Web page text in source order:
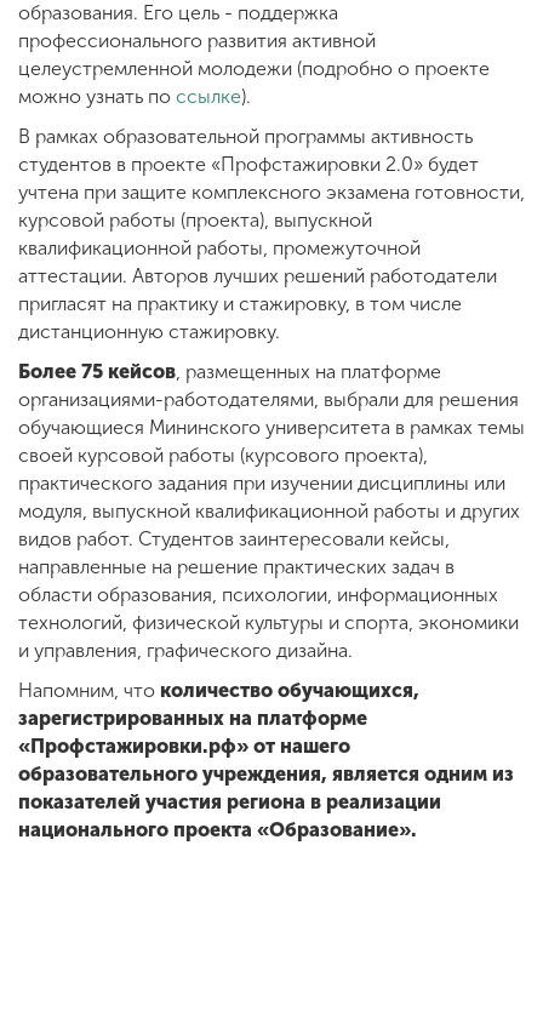
Приемная
комиссия
+7 (831) 262-26-20
образования. Его цель - поддержка
профессионального развития активной
целеустремленной молодежи (подробно о проекте
можно узнать по ссылке).
В рамках образовательной программы активность
студентов в проекте «Профстажировки 2.0» будет
учтена при защите комплексного экзамена готовности,
курсовой работы (проекта), выпускной
квалификационной работы, промежуточной
аттестации. Авторов лучших решений работодатели
пригласят на практику и стажировку, в том числе
дистанционную стажировку.
Более 75 кейсов, размещенных на платформе
организациями-работодателями, выбрали для решения
обучающиеся Мининского университета в рамках темы
своей курсовой работы (курсового проекта),
практического задания при изучении дисциплины или
модуля, выпускной квалификационной работы и других
видов работ. Студентов заинтересовали кейсы,
направленные на решение практических задач в
области образования, психологии, информационных
технологий, физической культуры и спорта, экономики
и управления, графического дизайна.
Напомним, что количество обучающихся,
зарегистрированных на платформе
«Профстажировки.рф» от нашего
образовательного учреждения, является одним из
показателей участия региона в реализации
национального проекта «Образование».